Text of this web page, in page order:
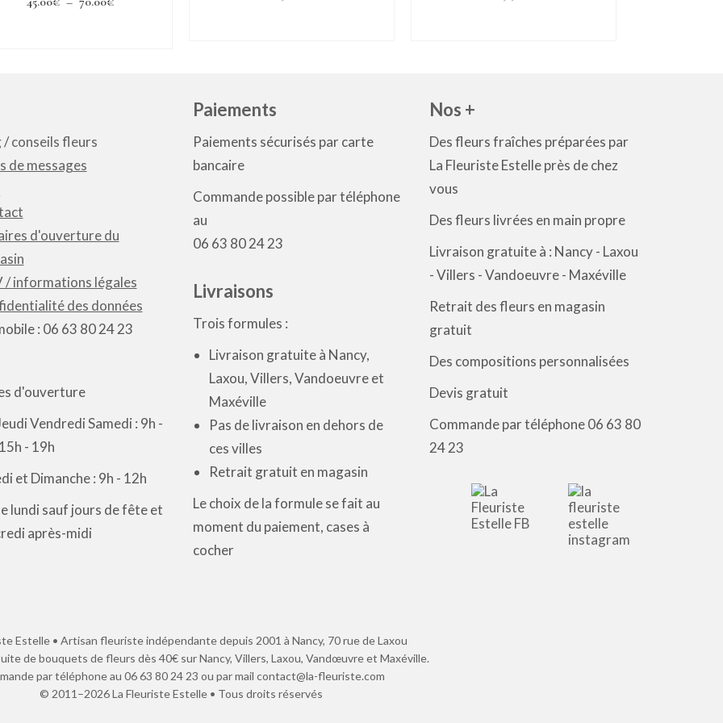
la
Les
être
sur
la
produit
/conseils fleurs
de messages
d'ouverture du
/ informations légales
des données
: 06 63 80 24 23
d'ouverture
Vendredi Samedi : 9h -
- 19h
et Dimanche : 9h - 12h
lundi sauf jours de fête et
après-midi
Paiements
Paiements sécurisés par carte
bancaire
Commande possible par téléphone
au
06 63 80 24 23
Livraisons
Trois formules :
Livraison gratuite à Nancy,
Laxou, Villers, Vandoeuvre et
Maxéville
Pas de livraison en dehors de
ces villes
Retrait gratuit en magasin
Le choix de la formule se fait au
moment du paiement, cases à
cocher
Nos +
Des fleurs fraîches préparées par
La Fleuriste Estelle près de chez
vous
Des fleurs livrées en main propre
Livraison gratuite à : Nancy - Laxou
- Villers - Vandoeuvre - Maxéville
Retrait des fleurs en magasin
gratuit
Des compositions personnalisées
Devis gratuit
Commande par téléphone 06 63 80
24 23
Estelle • Artisan fleuriste indépendante depuis 2001 à Nancy, 70 rue de Laxou
de bouquets de fleurs dès 40€ sur Nancy, Villers, Laxou, Vandœuvre et Maxéville.
par téléphone au 06 63 80 24 23 ou par mail contact@la-fleuriste.com
© 2011–2026 La Fleuriste Estelle • Tous droits réservés